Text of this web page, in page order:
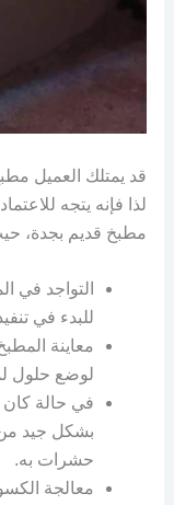
قد يمتلك العميل
لذا فإنه يتجه
مطبخ قديم بجدة،
التواجد في
للبدء في
معاينة
لوضع حلول
في حالة
بشكل جيد من
حشرات به.
معالجة